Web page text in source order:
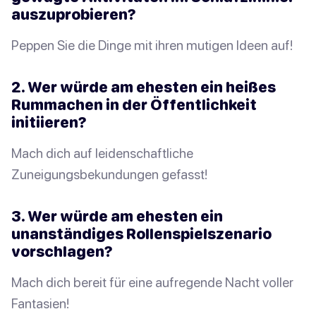
auszuprobieren?
Peppen Sie die Dinge mit ihren mutigen Ideen auf!
2. Wer würde am ehesten ein heißes
Rummachen in der Öffentlichkeit
initiieren?
Mach dich auf leidenschaftliche
Zuneigungsbekundungen gefasst!
3. Wer würde am ehesten ein
unanständiges Rollenspielszenario
vorschlagen?
Mach dich bereit für eine aufregende Nacht voller
Fantasien!